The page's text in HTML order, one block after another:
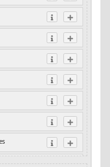
/ Assets